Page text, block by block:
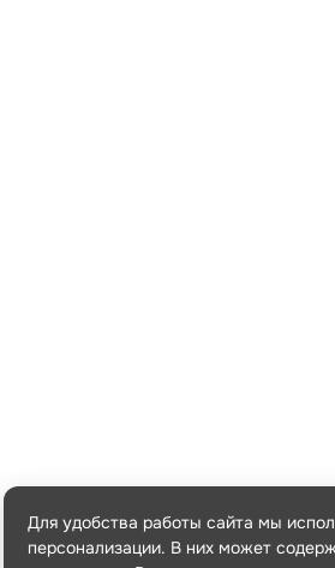
Для удобства работы сайта мы
персонализации. В них может